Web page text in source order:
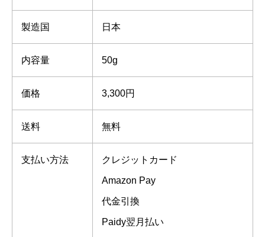
製造国 日本
内容量 50g
価格 3,300円
送料 無料
支払い方法 クレジットカード
Amazon Pay
代金引換
Paidy翌月払い